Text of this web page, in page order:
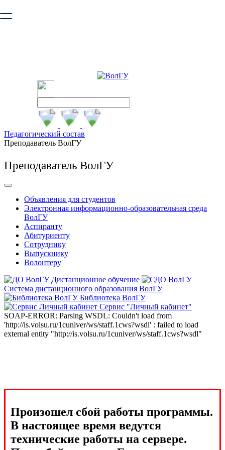
безопасную работу с сайтом. Пожалуйста
Педагогический состав
Преподаватель ВолГУ
Преподаватель ВолГУ
Объявления для студентов
Электронная информационно-образовательная среда
ВолГУ
Аспиранту
Абитуриенту
Сотруднику
Выпускнику
Волонтеру
Дистанционное обучение
Система дистанционного образования ВолГУ
Библиотека ВолГУ
Сервис "Личный кабинет"
SOAP-ERROR: Parsing WSDL: Couldn't load from
'http://is.volsu.ru/1cuniver/ws/staff.1cws?wsdl' : failed to load
external entity "http://is.volsu.ru/1cuniver/ws/staff.1cws?wsdl"
Произошел сбой работы программы.
В настоящее время ведутся
технические работы на сервере.